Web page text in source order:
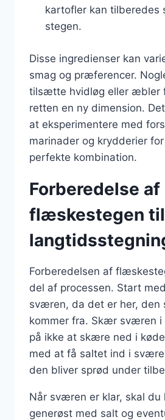
kartofler kan tilberedes
stegen.
Disse ingredienser kan
smag og præferencer.
tilsætte hvidløg eller æbler
retten en ny dimension.
at eksperimentere med
marinader og krydderier
perfekte kombination.
Forberedelse af
flæskestegen til
Forberedelsen af
del af processen. Start
sværen, da det er her, den
kommer fra. Skær sværen i
på ikke at skære ned i
med at få saltet ind i
den bliver sprød under
Når sværen er klar, skal du
generøst med salt og